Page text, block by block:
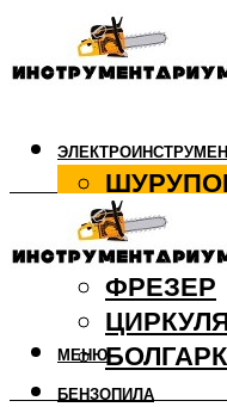
ДРЕЛЬ
ФРЕЗЕР
БЕНЗОПИЛА
МЕНЮ